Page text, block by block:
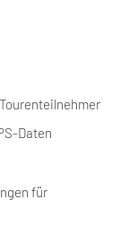
Daten
für